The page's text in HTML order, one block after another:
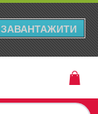
ЗАВАНТАЖИТИ